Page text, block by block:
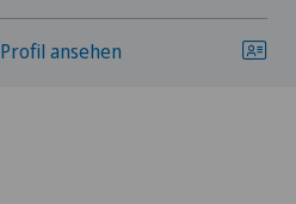
Profil ansehen